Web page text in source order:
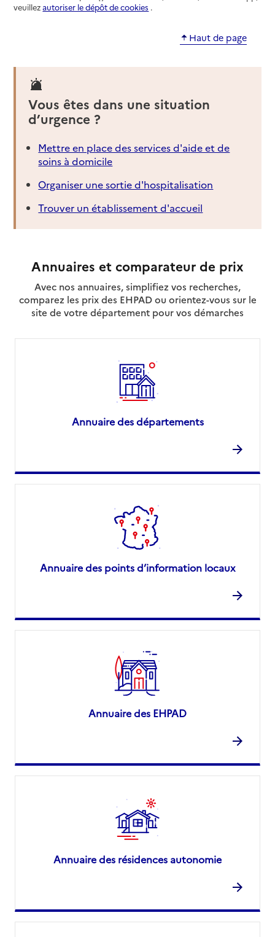
veuillezautoriser le dépôt de cookies .
Haut de page
Vous êtes dans une situation
d’urgence ?
Mettre en place des services d'aide et de
soins à domicile
Organiser une sortie d'hospitalisation
Trouver un établissement d'accueil
Annuaires et comparateur de prix
Avec nos annuaires, simplifiez vos recherches,
comparez les prix des EHPAD ou orientez-vous sur le
site de votre département pour vos démarches
Annuaire des départements
Annuaire des points d’information locaux
Annuaire des EHPAD
Annuaire des résidences autonomie